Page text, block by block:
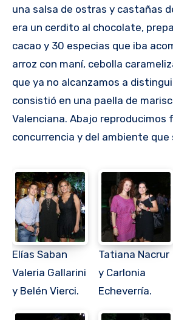
una salsa de ostras y castañas
era un cerdito al chocolate,
cacao y 30 especias que iba
arroz con maní, cebolla
que ya no alcanzamos a
consistió en una paella de
Valenciana. Abajo reproducimos
concurrencia y del ambiente que
Elías Saban
Valeria Gallarini
y Belén Vierci.
Tatiana Nacrur
y Carlonia
Echeverría.